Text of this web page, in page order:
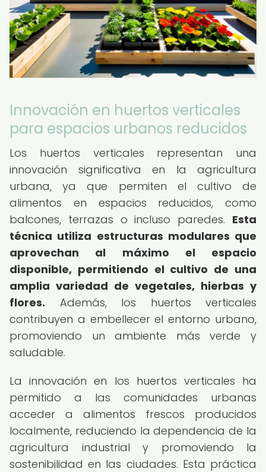
Innovación en huertos verticales
para espacios urbanos reducidos
Los huertos verticales representan una
innovación significativa en la agricultura
urbana, ya que permiten el cultivo de
alimentos en espacios reducidos, como
balcones, terrazas o incluso paredes. Esta
técnica utiliza estructuras modulares que
aprovechan al máximo el espacio
disponible, permitiendo el cultivo de una
amplia variedad de vegetales, hierbas y
flores. Además, los huertos verticales
contribuyen a embellecer el entorno urbano,
promoviendo un ambiente más verde y
saludable.
La innovación en los huertos verticales ha
permitido a las comunidades urbanas
acceder a alimentos frescos producidos
localmente, reduciendo la dependencia de la
agricultura industrial y promoviendo la
sostenibilidad en las ciudades. Esta práctica